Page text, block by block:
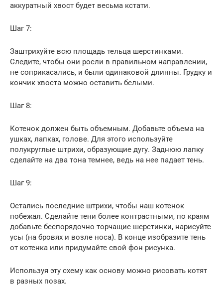
аккуратный хвост будет весьма кстати.
Шаг 7:
Заштрихуйте всю площадь тельца шерстинками.
Следите, чтобы они росли в правильном направлении,
не соприкасались, и были одинаковой длинны. Грудку и
кончик хвоста можно оставить белыми.
Шаг 8:
Котенок должен быть объемным. Добавьте объема на
ушках, лапках, голове. Для этого используйте
полукруглые штрихи, образующие дугу. Заднюю лапку
сделайте на два тона темнее, ведь на нее падает тень.
Шаг 9:
Остались последние штрихи, чтобы наш котенок
побежал. Сделайте тени более контрастными, по краям
добавьте беспорядочно торчащие шерстинки, нарисуйте
усы (на бровях и возле носа). В конце изобразите тень
от котенка или придумайте свой фон рисунка.
Используя эту схему как основу можно рисовать котят
в разных позах.